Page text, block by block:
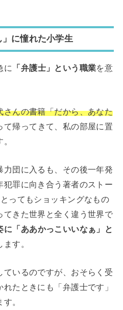
に憧れた小学生
に 「弁護士」という職業を意
さんの書籍「だから、あなた
て帰ってきて、私の部屋に置
団に入るも、その後一年発
犯罪に向き合う著者のストー
ってもショッキングなもの
てきた世界と全く違う世界で
に「ああかっこいいなぁ」と
す。
ているのですが、おそらく受
たときにも「弁護士です」
。